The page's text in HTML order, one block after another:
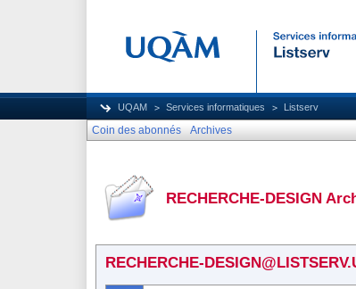
UQAM Services informatiques Listserv
Coin des abonnés Archives
RECHERCHE-DESIGN
RECHERCHE-